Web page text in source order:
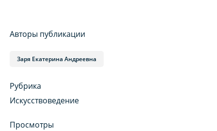
Авторы публикации
Заря Екатерина Андреевна
Рубрика
Искусствоведение
Просмотры